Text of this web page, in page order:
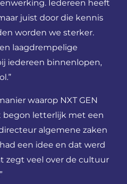
Iedereen heeft
juist door die kennis
worden we sterker.
laagdrempelige
iedereen binnenlopen,
waarop NXT GEN
begon letterlijk met een
algemene zaken
een idee en dat werd
zegt veel over de cultuur